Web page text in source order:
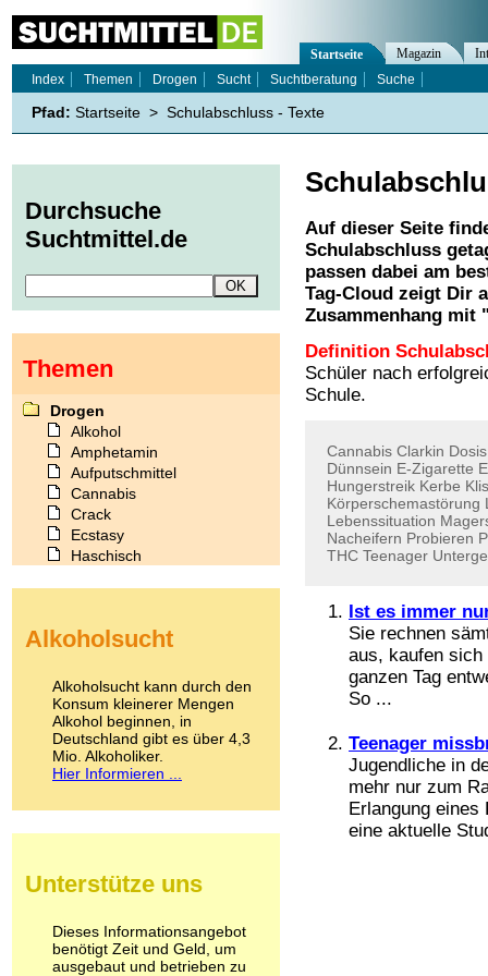
Auf dieser Seite
Schulabschluss
passen dabei am
Tag-Cloud zeigt Dir
Zusammenhang mit
Definition
Schüler nach
Schule.
Cannabis Clarkin Dosis
Dünnsein E-Zigarette
Hungerstreik Kerbe
Körperschemastörung
Lebenssituation
Nacheifern Probieren
THC Teenager
Ist es immer
Sie rechnen
aus, kaufen sich
ganzen Tag
So ...
Teenager
Jugendliche in
mehr nur zum
Erlangung
eine aktuelle
Startseite Magazin
Index
Themen Drogen Sucht Suchtberatung Suche
Pfad: Startseite > Schulabschluss - Texte
Durchsuche
Suchtmittel.de
Themen
Drogen
Alkohol
Amphetamin
Aufputschmittel
Cannabis
Crack
Ecstasy
Haschisch
Kokain
LSD
Marihuana
Medikamente
Meskalin
Metamphetamin
Methadon
Pilze
Psychopharmaka
Schlafmittel
Schmerzmittel
Alkoholsucht
Alkoholsucht kann durch den
Konsum kleinerer Mengen
Alkohol beginnen, in
Deutschland gibt es über 4,3
Mio. Alkoholiker.
Hier Informieren ...
Unterstütze uns
Dieses Informationsangebot
benötigt Zeit und Geld, um
ausgebaut und betrieben zu